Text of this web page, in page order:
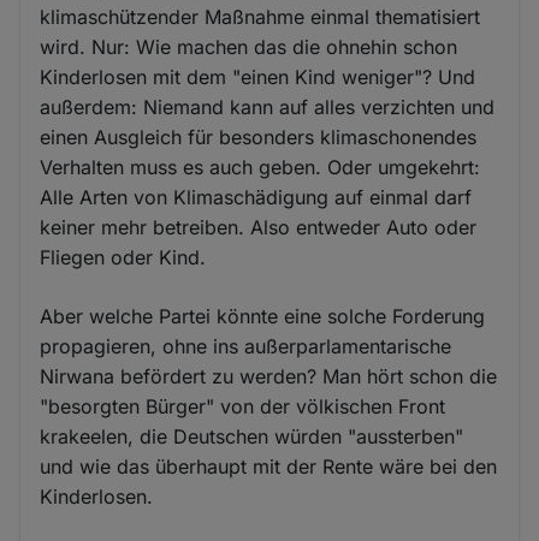
klimaschützender Maßnahme einmal thematisiert
wird. Nur: Wie machen das die ohnehin schon
Kinderlosen mit dem "einen Kind weniger"? Und
außerdem: Niemand kann auf alles verzichten und
einen Ausgleich für besonders klimaschonendes
Verhalten muss es auch geben. Oder umgekehrt:
Alle Arten von Klimaschädigung auf einmal darf
keiner mehr betreiben. Also entweder Auto oder
Fliegen oder Kind.
Aber welche Partei könnte eine solche Forderung
propagieren, ohne ins außerparlamentarische
Nirwana befördert zu werden? Man hört schon die
"besorgten Bürger" von der völkischen Front
krakeelen, die Deutschen würden "aussterben"
und wie das überhaupt mit der Rente wäre bei den
Kinderlosen.